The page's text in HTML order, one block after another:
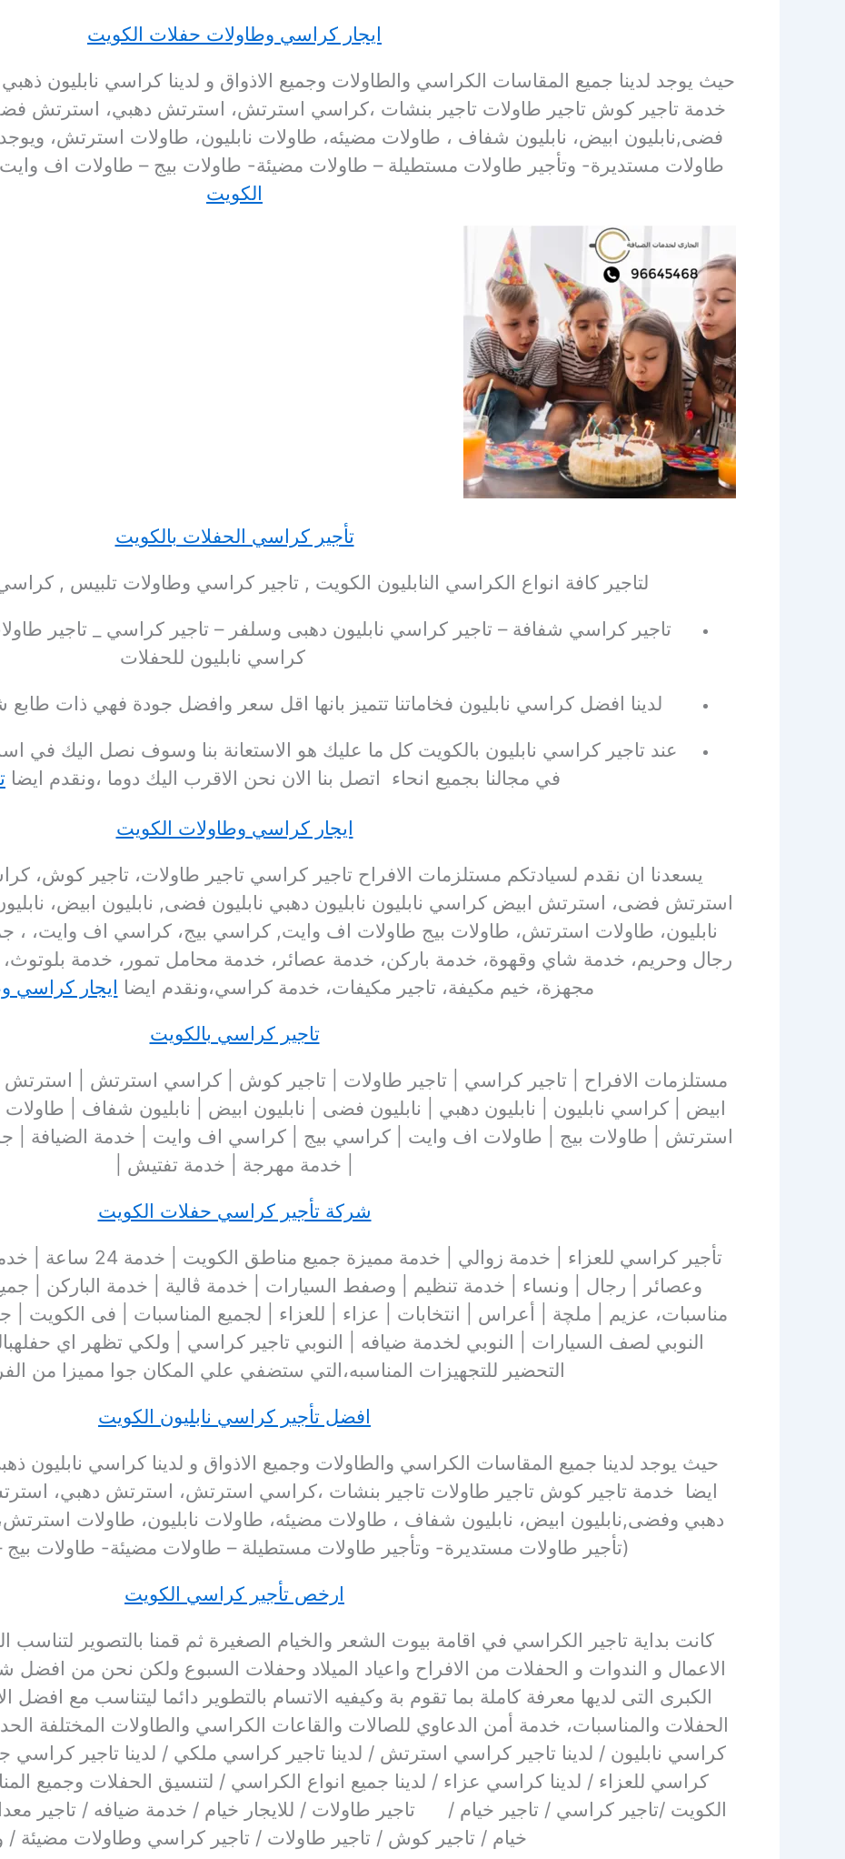
ايجار كراسي وطاولات حفلات الكويت
حيث يوجد لدينا جميع المقاسات الكراسي والطاولات وجميع الاذواق و لدينا كراسي نابليون
خدمة تاجير كوش تاجير طاولات تاجير بنشات ،كراسي استرتش، استرتش دهبي، استرتش
فضى,نابليون ابيض، نابليون شفاف ، طاولات مضيئه، طاولات نابليون، طاولات استرتش، ويوجد
طاولات مستديرة- وتأجير طاولات مستطيلة – طاولات مضيئة- طاولات بيج – طاولات اف
الكويت
تأجير كراسي الحفلات بالكويت
لتاجير كافة انواع الكراسي النابليون الكويت , تاجير كراسي وطاولات تلبيس , كراسي
تاجير كراسي شفافة – تاجير كراسي نابليون دهبى وسلفر – تاجير كراسي _ تاجير
كراسي نابليون للحفلات
لدينا افضل كراسي نابليون فخاماتنا تتميز بانها اقل سعر وافضل جودة فهي ذات
عند تاجير كراسي نابليون بالكويت كل ما عليك هو الاستعانة بنا وسوف نصل اليك
في مجالنا بجميع انحاء اتصل بنا الان نحن الاقرب اليك دوما ،ونقدم ايضا
ايجار كراسي وطاولات الكويت
يسعدنا ان نقدم لسيادتكم مستلزمات الافراح تاجير كراسي تاجير طاولات، تاجير كوش،
استرتش فضى، استرتش ابيض كراسي نابليون نابليون دهبي نابليون فضى, نابليون ابيض،
نابليون، طاولات استرتش، طاولات بيج طاولات اف وايت, كراسي بيج، كراسي اف وايت، ،
رجال وحريم، خدمة شاي وقهوة، خدمة باركن، خدمة عصائر، خدمة محامل تمور، خدمة
مجهزة، خيم مكيفة، تاجير مكيفات، خدمة كراسي،ونقدم ايضا ايجار كراسي
تاجير كراسي بالكويت
مستلزمات الافراح | تاجير كراسي | تاجير طاولات | تاجير كوش | كراسي استرتش |
ابيض | كراسي نابليون | نابليون دهبي | نابليون فضى | نابليون ابيض | نابليون شفاف |
استرتش | طاولات بيج | طاولات اف وايت | كراسي بيج | كراسي اف وايت | خدمة الضيافة |
| خدمة مهرجة | خدمة تفتيش |
شركة تأجير كراسي حفلات الكويت
تأجير كراسي للعزاء | خدمة
وعصائر | رجال | ونساء | خدمة تنظيم | وصفط السيارات | خدمة ڤالية | خدمة الباركن |
مناسبات، عزيم | ملچة | أعراس | انتخابات | عزاء | للعزاء | لجميع المناسبات | فى الكويت |
النوبي لصف السيارات | النوبي لخدمة ضيافه | النوبي تاجير كراسي | ولكي تظهر اي
التحضير للتجهيزات المناسبه،التي ستضفي علي المكان جوا مميزا من
افضل تأجير كراسي نابليون الكويت
حيث يوجد لدينا جميع المقاسات الكراسي والطاولات وجميع الاذواق و لدينا كراسي
ايضا خدمة تاجير كوش تاجير طاولات تاجير بنشات ،كراسي استرتش، استرتش دهبي،
دهبي وفضى,نابليون ابيض، نابليون شفاف ، طاولات مضيئه، طاولات نابليون، طاولات استرتش،
(تأجير طاولات مستديرة- وتأجير طاولات مستطيلة – طاولات مضيئة- طاولات
ارخص تأجير كراسي الكويت
كانت بداية تاجير الكراسي في اقامة بيوت الشعر والخيام الصغيرة ثم قمنا بالتصوير
الاعمال و الندوات و الحفلات من الافراح واعياد الميلاد وحفلات السبوع ولكن نحن من
الكبرى التى لديها معرفة كاملة بما تقوم بة وكيفيه الاتسام بالتطوير دائما ليتناسب مع افضل
الحفلات والمناسبات، خدمة أمن الدعاوي للصالات والقاعات الكراسي والطاولات المختلفة
كراسي نابليون / لدينا تاجير كراسي استرتش / لدينا تاجير كراسي ملكي / لدينا تاجير كراسي جلد
كراسي للعزاء / لدينا كراسي عزاء / لدينا جميع انواع الكراسي / لتنسيق الحفلات وجميع
الكويت /تاجير كراسي / تاجير خيام / تاجير طاولات / للايجار خيام / خدمة ضيافه / تاجير
خيام / تاجير كوش / تاجير طاولات / تاجير كراسي وطاولات مضيئة /